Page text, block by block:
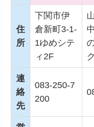
住
所
下関市伊
倉新町3-1-
1ゆめシテ
ィ2F
連
絡
先
083-250-7
200